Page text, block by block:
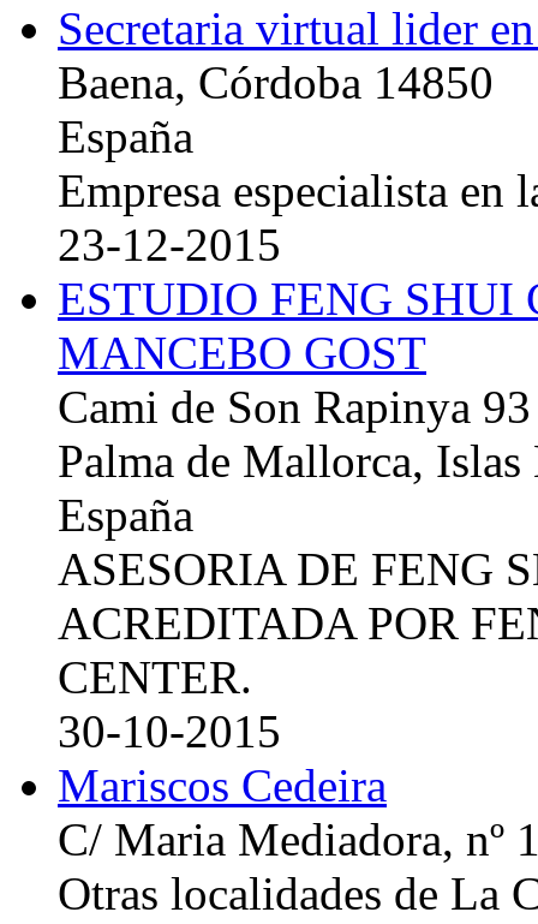
Secretaria virtual lider
Baena, Córdoba 14850
España
Empresa especialista en
23-12-2015
ESTUDIO FENG
MANCEBO GOST
Cami de Son Rapinya 93
Palma de Mallorca, Islas
España
ASESORIA DE FENG
ACREDITADA POR
CENTER.
30-10-2015
Mariscos Cedeira
C/ Maria Mediadora, nº
Otras localidades de La